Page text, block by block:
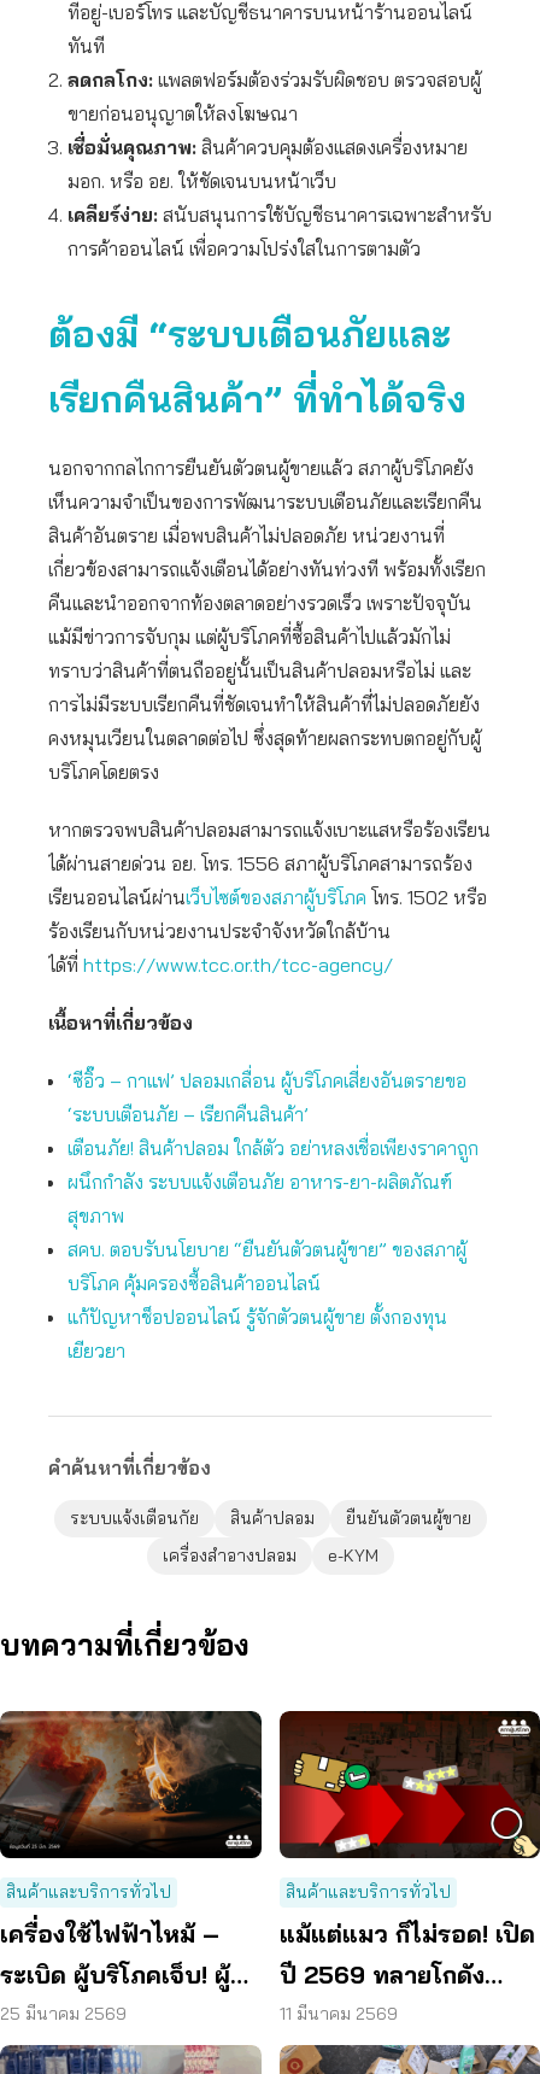
ที่อยู่-เบอร์โทร และบัญชีธนาคารบนหน้าร้านออนไลน์
ทันที
ลดกลโกง: แพลตฟอร์มต้องร่วมรับผิดชอบ ตรวจสอบผู้
ขายก่อนอนุญาตให้ลงโฆษณา
เชื่อมั่นคุณภาพ: สินค้าควบคุมต้องแสดงเครื่องหมาย
มอก. หรือ อย. ให้ชัดเจนบนหน้าเว็บ
เคลียร์ง่าย: สนับสนุนการใช้บัญชีธนาคารเฉพาะสำหรับ
การค้าออนไลน์ เพื่อความโปร่งใสในการตามตัว
ต้องมี “ระบบเตือนภัยและ
เรียกคืนสินค้า” ที่ทำได้จริง
นอกจากกลไกการยืนยันตัวตนผู้ขายแล้ว สภาผู้บริโภคยัง
เห็นความจำเป็นของการพัฒนาระบบเตือนภัยและเรียกคืน
สินค้าอันตราย เมื่อพบสินค้าไม่ปลอดภัย หน่วยงานที่
เกี่ยวข้องสามารถแจ้งเตือนได้อย่างทันท่วงที พร้อมทั้งเรียก
คืนและนำออกจากท้องตลาดอย่างรวดเร็ว เพราะปัจจุบัน
แม้มีข่าวการจับกุม แต่ผู้บริโภคที่ซื้อสินค้าไปแล้วมักไม่
ทราบว่าสินค้าที่ตนถืออยู่นั้นเป็นสินค้าปลอมหรือไม่ และ
การไม่มีระบบเรียกคืนที่ชัดเจนทำให้สินค้าที่ไม่ปลอดภัยยัง
คงหมุนเวียนในตลาดต่อไป ซึ่งสุดท้ายผลกระทบตกอยู่กับผู้
บริโภคโดยตรง
หากตรวจพบสินค้าปลอมสามารถแจ้งเบาะแสหรือร้องเรียน
ได้ผ่านสายด่วน อย. โทร. 1556 สภาผู้บริโภคสามารถร้อง
เรียนออนไลน์ผ่านเว็บไซต์ของสภาผู้บริโภค โทร. 1502 หรือ
ร้องเรียนกับหน่วยงานประจำจังหวัดใกล้บ้าน
ได้ที่ https://www.tcc.or.th/tcc-agency/
เนื้อหาที่เกี่ยวข้อง
‘ซีอิ๊ว – กาแฟ’ ปลอมเกลื่อน ผู้บริโภคเสี่ยงอันตรายขอ
‘ระบบเตือนภัย – เรียกคืนสินค้า’
เตือนภัย! สินค้าปลอม ใกล้ตัว อย่าหลงเชื่อเพียงราคาถูก
ผนึกกำลัง ระบบแจ้งเตือนภัย อาหาร-ยา-ผลิตภัณฑ์
สุขภาพ
สคบ. ตอบรับนโยบาย “ยืนยันตัวตนผู้ขาย” ของสภาผู้
บริโภค คุ้มครองซื้อสินค้าออนไลน์
แก้ปัญหาช็อปออนไลน์ รู้จักตัวตนผู้ขาย ตั้งกองทุน
เยียวยา
คำค้นหาที่เกี่ยวข้อง
ระบบแจ้งเตือนกัย สินค้าปลอม
ยืนยันตัวตนผู้ขาย
เครื่องสำอางปลอม
e-KYM
บทความที่เกี่ยวข้อง
สินค้าและบริการทั่วไป
เครื่องใช้ไฟฟ้าไหม้ –
ระเบิด ผู้บริโภคเจ็บ! ผู้
ขายต้องชดใช้ค่ารักษา
25 มีนาคม 2569
สินค้าและบริการทั่วไป
แม้แต่แมว ก็ไม่รอด! เปิด
ปี 2569 ทลายโกดัง
สินค้าปลอม พบแล้ว
อย่างน้อย 4 แห่ง
11 มีนาคม 2569